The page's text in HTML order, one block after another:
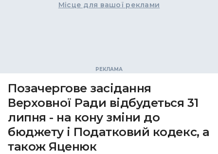
Місце для вашої реклами
Позачергове засідання
Верховної Ради відбудеться 31
липня - на кону зміни до
бюджету і Податковий кодекс, а
також Яценюк